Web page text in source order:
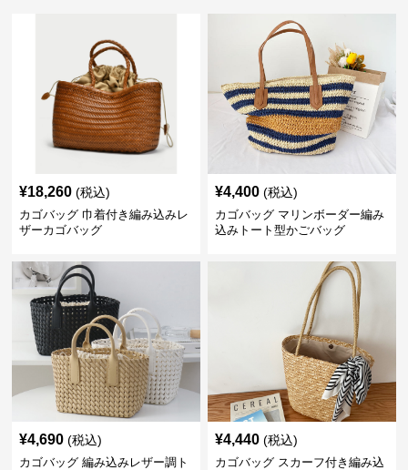
¥18,260 (税込)
カゴバッグ 巾着付き編み込みレ
ザーカゴバッグ
¥4,400 (税込)
カゴバッグ マリンボーダー編み
込みトート型かごバッグ
¥4,690 (税込)
カゴバッグ 編み込みレザー調ト
¥4,440 (税込)
カゴバッグ スカーフ付き編み込